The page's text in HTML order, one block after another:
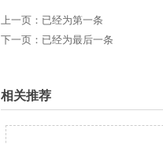
上一页：已经为第一条
下一页：已经为最后一条
相关推荐